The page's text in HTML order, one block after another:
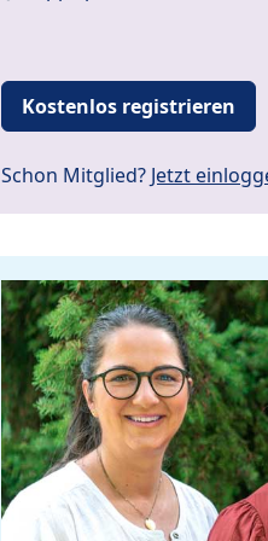
Kostenlos registrieren
Schon Mitglied? Jetzt